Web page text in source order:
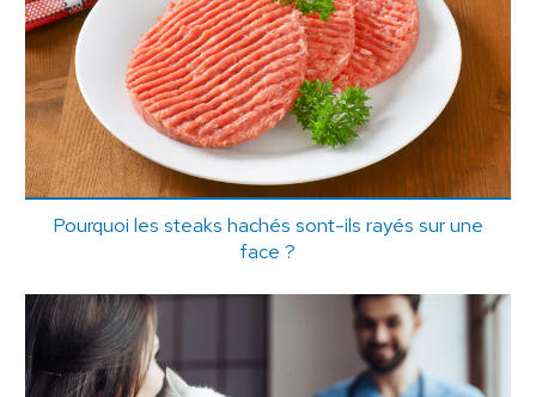
Pourquoi les steaks hachés sont-ils rayés sur une
face ?